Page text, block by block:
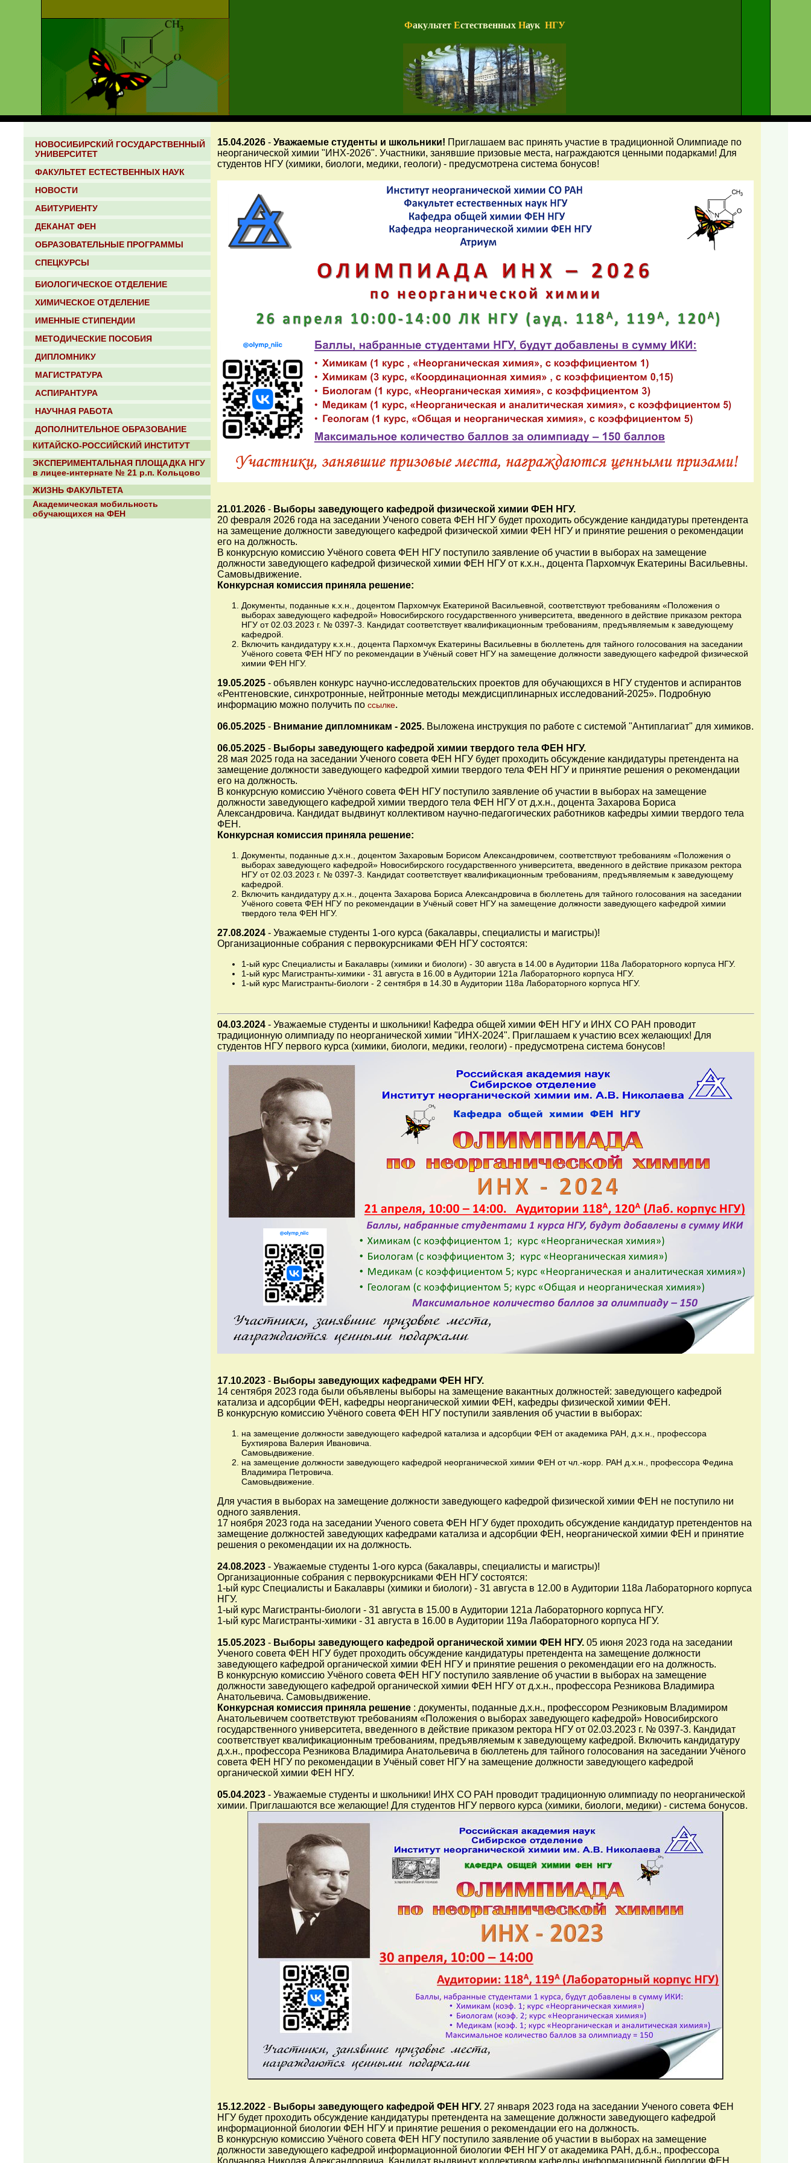
Факультет Естественных Наук НГУ
НОВОСИБИРСКИЙ ГОСУДАРСТВЕННЫЙ
УНИВЕРСИТЕТ
ФАКУЛЬТЕТ ЕСТЕСТВЕННЫХ НАУК
НОВОСТИ
АБИТУРИЕНТУ
ДЕКАНАТ ФЕН
ОБРАЗОВАТЕЛЬНЫЕ ПРОГРАММЫ
СПЕЦКУРСЫ
БИОЛОГИЧЕСКОЕ ОТДЕЛЕНИЕ
ХИМИЧЕСКОЕ ОТДЕЛЕНИЕ
ИМЕННЫЕ СТИПЕНДИИ
МЕТОДИЧЕСКИЕ ПОСОБИЯ
ДИПЛОМНИКУ
МАГИСТРАТУРА
АСПИРАНТУРА
НАУЧНАЯ РАБОТА
ДОПОЛНИТЕЛЬНОЕ ОБРАЗОВАНИЕ
КИТАЙСКО-РОССИЙСКИЙ ИНСТИТУТ
ЭКСПЕРИМЕНТАЛЬНАЯ ПЛОЩАДКА НГУ
в лицее-интернате № 21 р.п. Кольцово
ЖИЗНЬ ФАКУЛЬТЕТА
Академическая мобильность
обучающихся на ФЕН
15.04.2026- Уважаемые студенты и школьники! Приглашаем вас принять участие в традиционной Олимпиаде по
неорганической химии "ИНХ-2026". Участники, занявшие призовые места, награждаются ценными подарками! Для
студентов НГУ (химики, биологи, медики, геологи) - предусмотрена система бонусов!
21.01.2026- Выборы заведующего кафедрой физической химии ФЕН НГУ.
20 февраля 2026 года на заседании Ученого совета ФЕН НГУ будет проходить обсуждение кандидатуры претендента
на замещение должности заведующего кафедрой физической химии ФЕН НГУ и принятие решения о рекомендации
его на должность.
В конкурсную комиссию Учёного совета ФЕН НГУ поступило заявление об участии в выборах на замещение
должности заведующего кафедрой физической химии ФЕН НГУ от к.х.н., доцента Пархомчук Екатерины Васильевны.
Самовыдвижение.
Конкурсная комиссия приняла решение:
Документы, поданные к.х.н., доцентом Пархомчук Екатериной Васильевной, соответствуют требованиям «Положения о
выборах заведующего кафедрой» Новосибирского государственного университета, введенного в действие приказом ректора
НГУ от 02.03.2023 г. № 0397-3. Кандидат соответствует квалификационным требованиям, предъявляемым к заведующему
кафедрой.
Включить кандидатуру к.х.н., доцента Пархомчук Екатерины Васильевны в бюллетень для тайного голосования на заседании
Учёного совета ФЕН НГУ по рекомендации в Учёный совет НГУ на замещение должности заведующего кафедрой физической
химии ФЕН НГУ.
19.05.2025- объявлен конкурс научно-исследовательских проектов для обучающихся в НГУ студентов и аспирантов
«Рентгеновские, синхротронные, нейтронные методы междисциплинарных исследований-2025». Подробную
информацию можно получить по ссылке.
06.05.2025- Внимание дипломникам - 2025.Выложена инструкция по работе с системой "Антиплагиат" для химиков.
06.05.2025- Выборы заведующего кафедрой химии твердого тела ФЕН НГУ.
28 мая 2025 года на заседании Ученого совета ФЕН НГУ будет проходить обсуждение кандидатуры претендента на
замещение должности заведующего кафедрой химии твердого тела ФЕН НГУ и принятие решения о рекомендации
его на должность.
В конкурсную комиссию Учёного совета ФЕН НГУ поступило заявление об участии в выборах на замещение
должности заведующего кафедрой химии твердого тела ФЕН НГУ от д.х.н., доцента Захарова Бориса
Александровича. Кандидат выдвинут коллективом научно-педагогических работников кафедры химии твердого тела
ФЕН.
Конкурсная комиссия приняла решение:
Документы, поданные д.х.н., доцентом Захаровым Борисом Александровичем, соответствуют требованиям «Положения о
выборах заведующего кафедрой» Новосибирского государственного университета, введенного в действие приказом ректора
НГУ от 02.03.2023 г. № 0397-3. Кандидат соответствует квалификационным требованиям, предъявляемым к заведующему
кафедрой.
Включить кандидатуру д.х.н., доцента Захарова Бориса Александровича в бюллетень для тайного голосования на заседании
Учёного совета ФЕН НГУ по рекомендации в Учёный совет НГУ на замещение должности заведующего кафедрой химии
твердого тела ФЕН НГУ.
27.08.2024- Уважаемые студенты 1-ого курса (бакалавры, специалисты и магистры)!
Организационные собрания с первокурсниками ФЕН НГУ состоятся:
1-ый курс Специалисты и Бакалавры (химики и биологи) - 30 августа в 14.00 в Аудитории 118а Лабораторного корпуса НГУ.
1-ый курс Магистранты-химики - 31 августа в 16.00 в Аудитории 121а Лабораторного корпуса НГУ.
1-ый курс Магистранты-биологи - 2 сентября в 14.30 в Аудитории 118а Лабораторного корпуса НГУ.
04.03.2024- Уважаемые студенты и школьники! Кафедра общей химии ФЕН НГУ и ИНХ СО РАН проводит
традиционную олимпиаду по неорганической химии "ИНХ-2024". Приглашаем к участию всех желающих! Для
студентов НГУ первого курса (химики, биологи, медики, геологи) - предусмотрена система бонусов!
17.10.2023- Выборы заведующих кафедрами ФЕН НГУ.
14 сентября 2023 года были объявлены выборы на замещение вакантных должностей: заведующего кафедрой
катализа и адсорбции ФЕН, кафедры неорганической химии ФЕН, кафедры физической химии ФЕН.
В конкурсную комиссию Учёного совета ФЕН НГУ поступили заявления об участии в выборах:
на замещение должности заведующего кафедрой катализа и адсорбции ФЕН от академика РАН, д.х.н., профессора
Бухтиярова Валерия Ивановича.
Самовыдвижение.
на замещение должности заведующего кафедрой неорганической химии ФЕН от чл.-корр. РАН д.х.н., профессора Федина
Владимира Петровича.
Самовыдвижение.
Для участия в выборах на замещение должности заведующего кафедрой физической химии ФЕН не поступило ни
одного заявления.
17 ноября 2023 года на заседании Ученого совета ФЕН НГУ будет проходить обсуждение кандидатур претендентов на
замещение должностей заведующих кафедрами катализа и адсорбции ФЕН, неорганической химии ФЕН и принятие
решения о рекомендации их на должность.
24.08.2023- Уважаемые студенты 1-ого курса (бакалавры, специалисты и магистры)!
Организационные собрания с первокурсниками ФЕН НГУ состоятся:
1-ый курс Специалисты и Бакалавры (химики и биологи) - 31 августа в 12.00 в Аудитории 118а Лабораторного корпуса
НГУ.
1-ый курс Магистранты-биологи - 31 августа в 15.00 в Аудитории 121а Лабораторного корпуса НГУ.
1-ый курс Магистранты-химики - 31 августа в 16.00 в Аудитории 119а Лабораторного корпуса НГУ.
15.05.2023- Выборы заведующего кафедрой органической химии ФЕН НГУ.05 июня 2023 года на заседании
Ученого совета ФЕН НГУ будет проходить обсуждение кандидатуры претендента на замещение должности
заведующего кафедрой органической химии ФЕН НГУ и принятие решения о рекомендации его на должность.
В конкурсную комиссию Учёного совета ФЕН НГУ поступило заявление об участии в выборах на замещение
должности заведующего кафедрой органической химии ФЕН НГУ от д.х.н., профессора Резникова Владимира
Анатольевича. Самовыдвижение.
Конкурсная комиссия приняла решение : документы, поданные д.х.н., профессором Резниковым Владимиром
Анатольевичем соответствуют требованиям «Положения о выборах заведующего кафедрой» Новосибирского
государственного университета, введенного в действие приказом ректора НГУ от 02.03.2023 г. № 0397-3. Кандидат
соответствует квалификационным требованиям, предъявляемым к заведующему кафедрой. Включить кандидатуру
д.х.н., профессора Резникова Владимира Анатольевича в бюллетень для тайного голосования на заседании Учёного
совета ФЕН НГУ по рекомендации в Учёный совет НГУ на замещение должности заведующего кафедрой
органической химии ФЕН НГУ.
05.04.2023- Уважаемые студенты и школьники! ИНХ СО РАН проводит традиционную олимпиаду по неорганической
химии. Приглашаются все желающие! Для студентов НГУ первого курса (химики, биологи, медики) - система бонусов.
15.12.2022- Выборы заведующего кафедрой ФЕН НГУ.27 января 2023 года на заседании Ученого совета ФЕН
НГУ будет проходить обсуждение кандидатуры претендента на замещение должности заведующего кафедрой
информационной биологии ФЕН НГУ и принятие решения о рекомендации его на должность.
В конкурсную комиссию Учёного совета ФЕН НГУ поступило заявление об участии в выборах на замещение
должности заведующего кафедрой информационной биологии ФЕН НГУ от академика РАН, д.б.н., профессора
Колчанова Николая Александровича. Кандидат выдвинут коллективом кафедры информационной биологии ФЕН.